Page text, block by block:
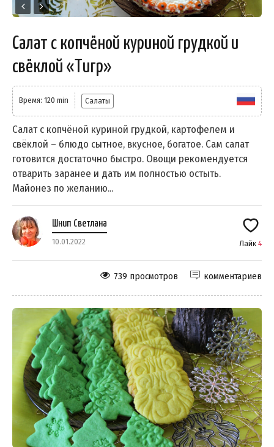
Салат с копчёной куриной грудкой и
свёклой «Тигр»
Время: 120 min Салаты
Салат с копчёной куриной грудкой, картофелем и
свёклой – блюдо сытное, вкусное, богатое. Сам салат
готовится достаточно быстро. Овощи рекомендуется
отварить заранее и дать им полностью остыть.
Майонез по желанию...
Шнип Светлана
10.01.2022 Лайк 4
комментариев
739 просмотров